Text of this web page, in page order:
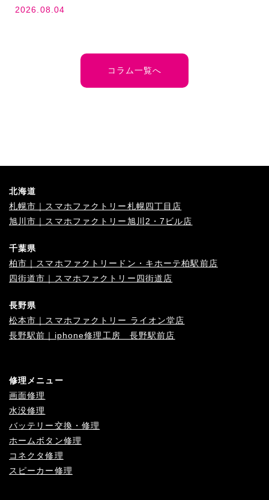
2026.08.04
コラム一覧へ
北海道
札幌市｜スマホファクトリー札幌四丁目店
旭川市｜スマホファクトリー旭川2・7ビル店
千葉県
柏市｜スマホファクトリードン・キホーテ柏駅前店
四街道市｜スマホファクトリー四街道店
長野県
松本市｜スマホファクトリー ライオン堂店
長野駅前｜iphone修理工房 長野駅前店
修理メニュー
画面修理
水没修理
バッテリー交換・修理
ホームボタン修理
コネクタ修理
スピーカー修理